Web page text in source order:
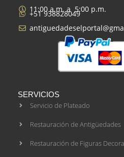
11:00 a.m. a 5:00 p.m.
+51 938828049
SERVICIOS
Servicio de Plateado
Restauración de Antigüedades
Restauración de Figuras